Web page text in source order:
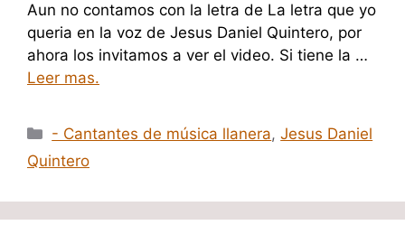
Aun no contamos con la letra de La letra que yo
queria en la voz de Jesus Daniel Quintero, por
ahora los invitamos a ver el video. Si tiene la …
Leer mas.
Categorías
- Cantantes de música llanera,Jesus Daniel
Quintero